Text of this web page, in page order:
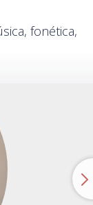
fonética,